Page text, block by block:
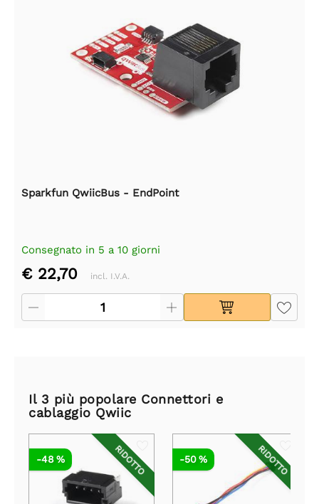
Sparkfun QwiicBus - EndPoint
Consegnato in 5 a 10 giorni
€ 22,70 incl. I.V.A.
Il 3 più popolare Connettori e
cablaggio Qwiic
RIDOTTO
-48 % RIDOTTO
-50 %